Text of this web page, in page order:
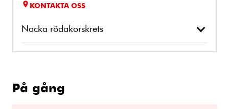
KONTAKTA OSS
Nacka rödakorskrets
På gång